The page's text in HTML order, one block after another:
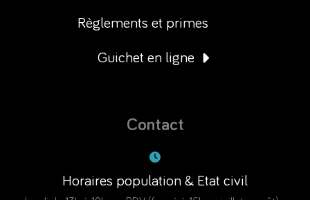
Règlements et primes
Guichet en ligne
Contact
Horaires population & Etat civil